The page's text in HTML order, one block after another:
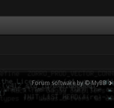
Forum software by © MyBB